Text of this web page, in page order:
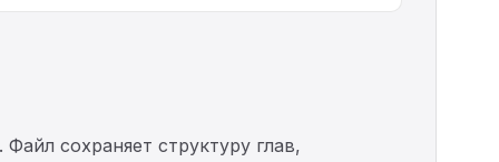
сохраняет структуру глав,